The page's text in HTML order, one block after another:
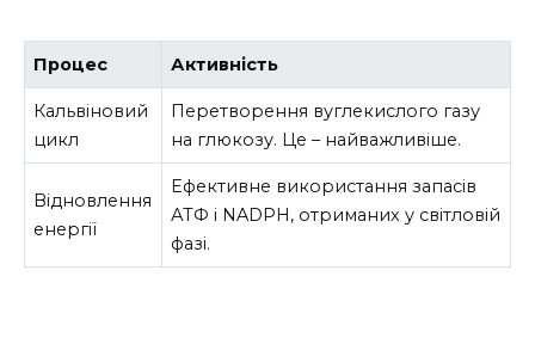
Процес Активність
Кальвіновий
цикл
Перетворення вуглекислого газу
на глюкозу. Це – найважливіше.
Відновлення
енергії
Ефективне використання запасів
АТФ і NADPH, отриманих у світловій
фазі.